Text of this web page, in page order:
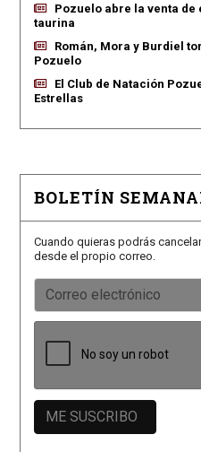
Pozuelo abre la venta
taurina
Román, Mora y Burdiel
Pozuelo
El Club de Natación
Estrellas
BOLETÍN
Cuando quieras podrás
desde el propio correo.